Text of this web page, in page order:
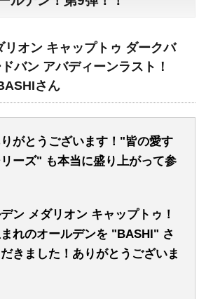
リオン キャップトゥ ダークバ
バン アバディーンラスト！
さん
がとうございます！ "皆の愛す
ーズ" も本当に盛り上がって参
ン メダリオン キャップトゥ！
れのオールデンを "BASHI" さ
きました！ありがとうございま